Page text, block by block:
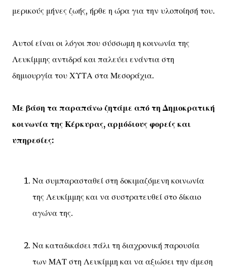
μερικούς μήνες ζωής, ήρθε η ώρα για την υλοποίησή του.
Αυτοί είναι οι λόγοι που σύσσωμη η κοινωνία της
Λευκίμμης αντιδρά και παλεύει ενάντια στη
δημιουργία του ΧΥΤΑ στα Μεσοράχια.
Με βάση τα παραπάνω ζητάμε από τη Δημοκρατική
κοινωνία της Κέρκυρας, αρμόδιους φορείς και
υπηρεσίες:
Να συμπαρασταθεί στη δοκιμαζόμενη κοινωνία
της Λευκίμμης και να συστρατευθεί στο δίκαιο
αγώνα της.
Να καταδικάσει πάλι τη διαχρονική παρουσία
των ΜΑΤ στη Λευκίμμη και να αξιώσει την άμεση